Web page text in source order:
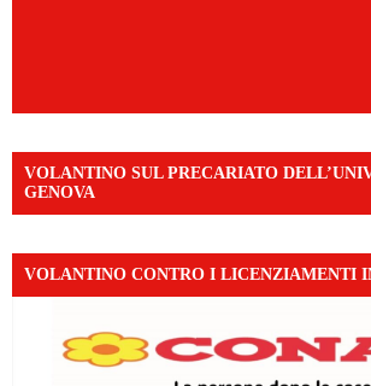
VOLANTINO SUL PRECARIATO
GENOVA
VOLANTINO CONTRO I LICENZIAMENTI